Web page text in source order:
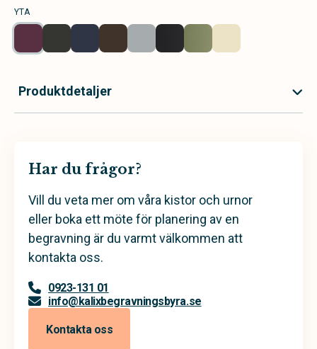
YTA
Produktdetaljer
Har du frågor?
Vill du veta mer om våra kistor och urnor
eller boka ett möte för planering av en
begravning är du varmt välkommen att
kontakta oss.
0923-131 01
info@kalixbegravningsbyra.se
Kontakta oss